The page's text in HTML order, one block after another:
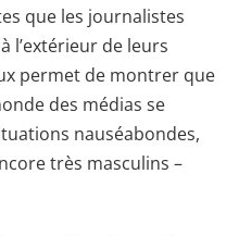
que les journalistes
l’extérieur de leurs
permet de montrer que
des médias se
nauséabondes,
très masculins –